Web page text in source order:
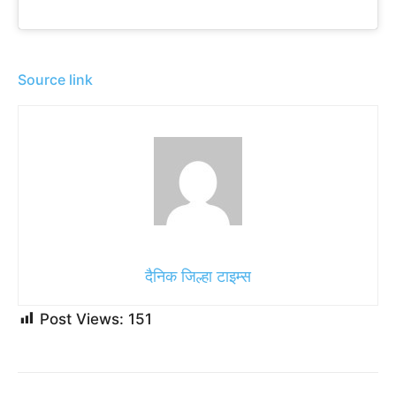
Source link
दैनिक जिल्हा टाइम्स
Post Views: 151